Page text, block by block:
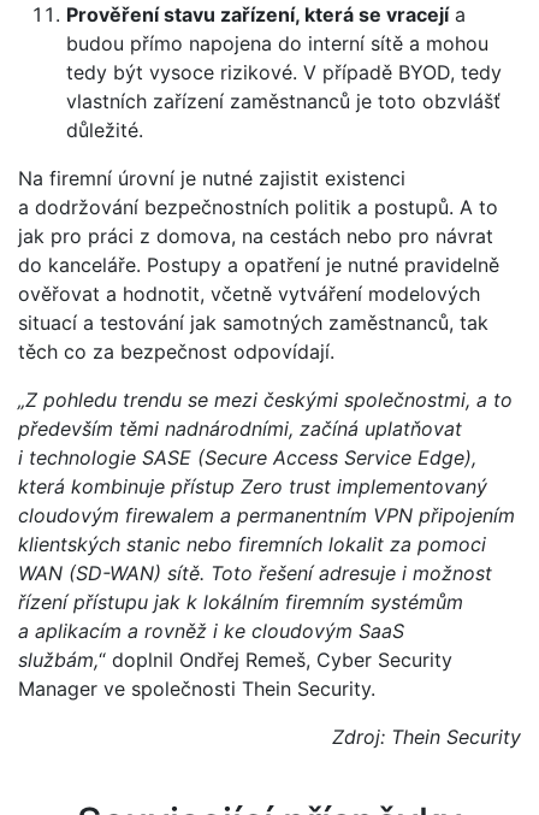
Prověření stavu zařízení, která se vracejía
budou přímo napojena do interní sítě a mohou
tedy být vysoce rizikové. V případě BYOD, tedy
vlastních zařízení zaměstnanců je toto obzvlášť
důležité.
Na firemní úrovní je nutné zajistit existenci
a dodržování bezpečnostních politik a postupů. A to
jak pro práci z domova, na cestách nebo pro návrat
do kanceláře. Postupy a opatření je nutné pravidelně
ověřovat a hodnotit, včetně vytváření modelových
situací a testování jak samotných zaměstnanců, tak
těch co za bezpečnost odpovídají.
„Z pohledu trendu se mezi českými společnostmi, a to
především těmi nadnárodními, začíná uplatňovat
i technologie SASE (Secure Access Service Edge),
která kombinuje přístup Zero trust implementovaný
cloudovým firewalem a permanentním VPN připojením
klientských stanic nebo firemních lokalit za pomoci
WAN (SD-WAN) sítě. Toto řešení adresuje i možnost
řízení přístupu jak k lokálním firemním systémům
a aplikacím a rovněž i ke cloudovým SaaS
službám,“ doplnil Ondřej Remeš, Cyber Security
Manager ve společnosti Thein Security.
Zdroj: Thein Security